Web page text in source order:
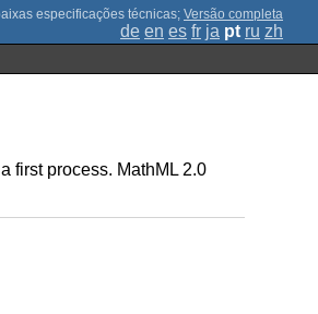
; Versão completa
de en es fr ja pt ru zh
first process. MathML 2.0